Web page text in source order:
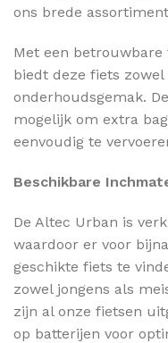
ons brede
Met een
biedt deze fiets zowel
onderhoudsgemak.
mogelijk om extra
eenvoudig te
Beschikbare
De Altec Urban is
waardoor er voor
geschikte fiets te
zowel jongens als
zijn al onze fietsen
op batterijen voor